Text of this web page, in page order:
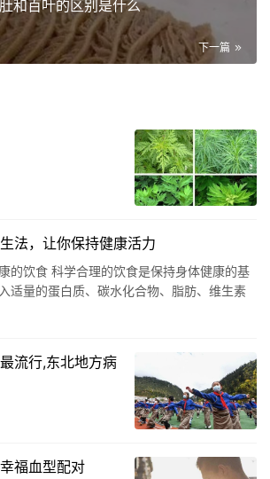
和百叶的区别是什么
下一篇
法，让你保持健康活力
的饮食 科学合理的饮食是保持身体健康的基
适量的蛋白质、碳水化合物、脂肪、维生素
果，减少油炸食品和高糖高盐食品的摄入。
流行,东北地方病
福血型配对